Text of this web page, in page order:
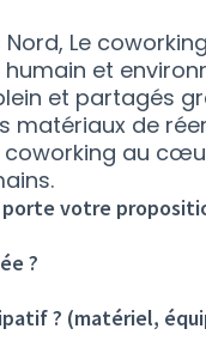
Le
et
et partagés
matériaux de
au
votre
?
? (matériel,